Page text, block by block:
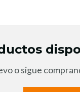
o sigue